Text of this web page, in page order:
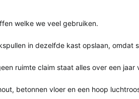
welke we veel gebruiken.
in dezelfde kast opslaan, omdat
ruimte claim staat alles over een jaar
betonnen vloer en een hoop